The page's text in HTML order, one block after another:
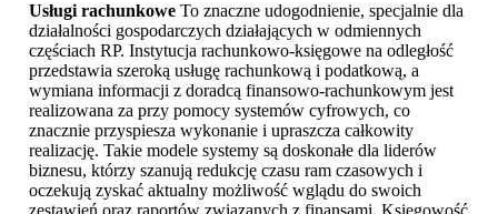
Usługi rachunkowe To znaczne udogodnienie, specjalnie dla
działalności gospodarczych działających w odmiennych
częściach RP. Instytucja rachunkowo-księgowe na odległość
przedstawia szeroką usługę rachunkową i podatkową, a
wymiana informacji z doradcą finansowo-rachunkowym jest
realizowana za przy pomocy systemów cyfrowych, co
znacznie przyspiesza wykonanie i upraszcza całkowity
realizację. Takie modele systemy są doskonałe dla liderów
biznesu, którzy szanują redukcję czasu ram czasowych i
oczekują zyskać aktualny możliwość wglądu do swoich
zestawień oraz raportów związanych z finansami. Księgowość